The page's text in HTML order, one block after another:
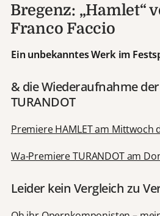
Bregenz: „Hamlet“
Franco Faccio
Ein unbekanntes Werk im
& die Wiederaufnahme
TURANDOT
Premiere HAMLET am Mittwoch
Wa-Premiere TURANDOT am
Leider kein Vergleich zu